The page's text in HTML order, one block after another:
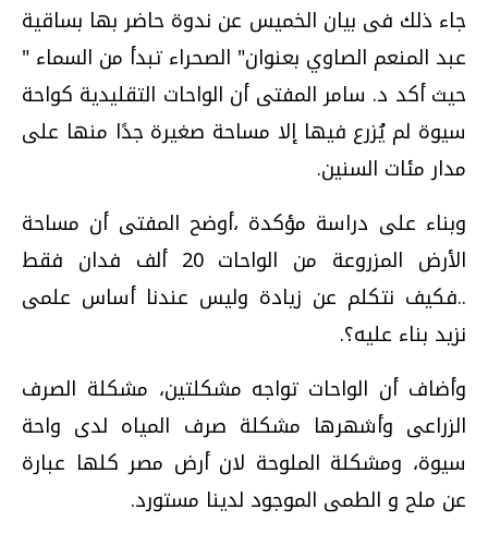
جاء ذلك فى بيان الخميس عن ندوة حاضر بها بساقية
عبد المنعم الصاوي بعنوان" الصحراء تبدأ من السماء "
حيث أكد د. سامر المفتى أن الواحات التقليدية كواحة
سيوة لم يُزرع فيها إلا مساحة صغيرة جدًا منها على
مدار مئات السنين.
وبناء على دراسة مؤكدة ،أوضح المفتى أن مساحة
الأرض المزروعة من الواحات 20 ألف فدان فقط
..فكيف نتكلم عن زيادة وليس عندنا أساس علمى
نزيد بناء عليه؟.
وأضاف أن الواحات تواجه مشكلتين، مشكلة الصرف
الزراعى وأشهرها مشكلة صرف المياه لدى واحة
سيوة، ومشكلة الملوحة لان أرض مصر كلها عبارة
عن ملح و الطمى الموجود لدينا مستورد.